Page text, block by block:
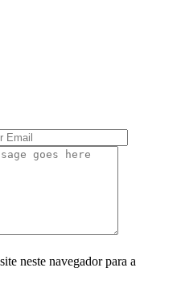
neste navegador para a